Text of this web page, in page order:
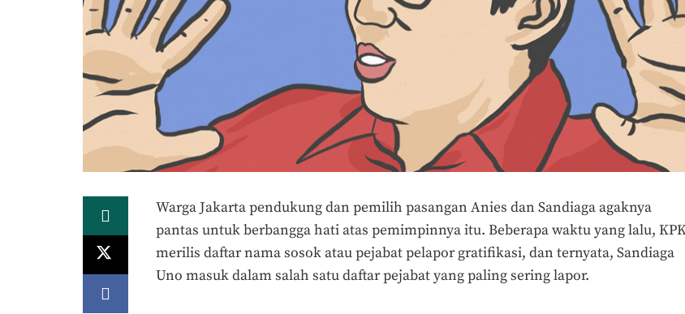
Warga Jakarta pendukung dan pemilih pasangan Anies dan Sandiaga agaknya
pantas untuk berbangga hati atas pemimpinnya itu. Beberapa waktu yang lalu,
merilis daftar nama sosok atau pejabat pelapor gratifikasi, dan ternyata, Sandiaga
Uno masuk dalam salah satu daftar pejabat yang paling sering lapor.